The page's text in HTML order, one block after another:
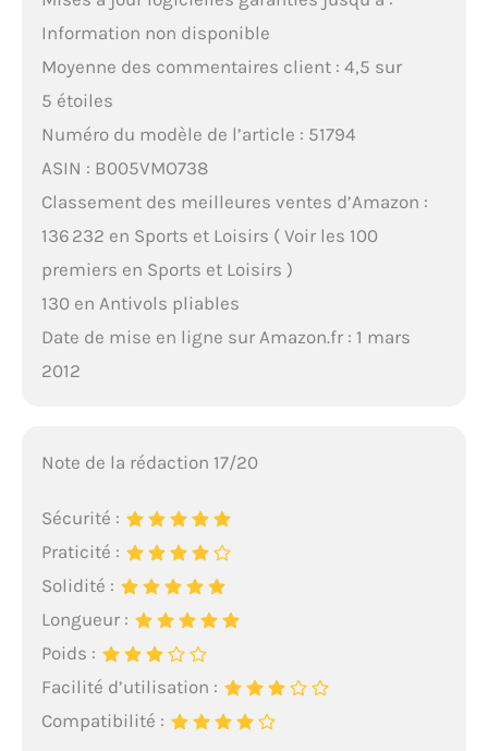
Information non disponible
Moyenne des commentaires client : 4,5 sur
5 étoiles
Numéro du modèle de l’article : 51794
ASIN : B005VMO738
Classement des meilleures ventes d’Amazon :
136 232 en Sports et Loisirs ( Voir les 100
premiers en Sports et Loisirs )
130 en Antivols pliables
Date de mise en ligne sur Amazon.fr : 1 mars
2012
Note de la rédaction 17/20
Sécurité :
Praticité :
Solidité :
Longueur :
Poids :
Facilité d’utilisation :
Compatibilité :